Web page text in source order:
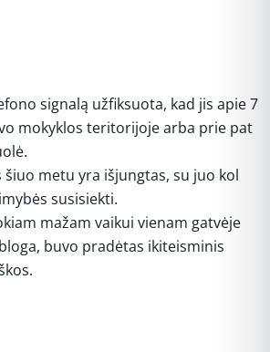
signalą užfiksuota, kad jis apie 7
mokyklos teritorijoje arba prie pat
metu yra išjungtas, su juo kol
susisiekti.
mažam vaikui vienam gatvėje
buvo pradėtas ikiteisminis